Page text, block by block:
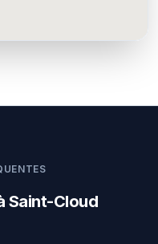
Saint-Cloud